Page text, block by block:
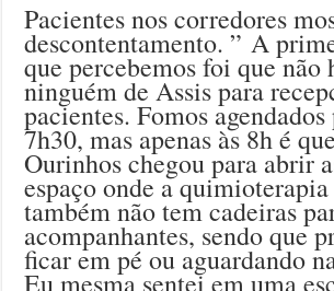
Pacientes nos corredores
descontentamento. ” A
que percebemos foi que não
ninguém de Assis para
pacientes. Fomos agendados
7h30, mas apenas às 8h é
Ourinhos chegou para abrir
espaço onde a
também não tem cadeiras
acompanhantes, sendo que
ficar em pé ou aguardando
Eu mesma sentei em uma